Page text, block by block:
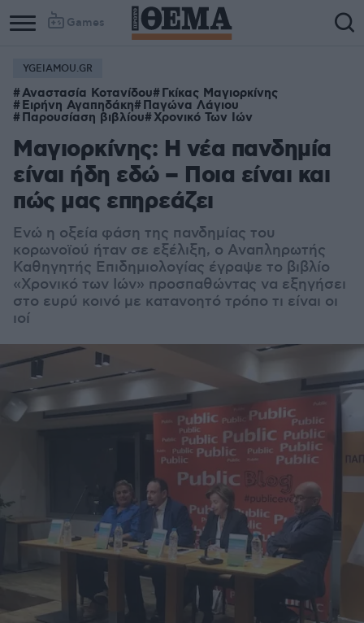
Games
YGEIAMOU.GR
Αναστασία Κοτανίδου Γκίκας Μαγιορκίνης
Ειρήνη Αγαπηδάκη Παγώνα Λάγιου
Παρουσίαση βιβλίου Χρονικό Των Ιών
Μαγιορκίνης: Η νέα πανδημία
είναι ήδη εδώ – Ποια είναι και
πώς μας επηρεάζει
Ενώ η οξεία φάση της πανδημίας του
κορωνοϊού ήταν σε εξέλιξη, ο Αναπληρωτής
Καθηγητής Επιδημιολογίας έγραψε το βιβλίο
«Χρονικό των Ιών» προσπαθώντας να εξηγήσει
στο ευρύ κοινό με κατανοητό τρόπο τι είναι οι
ιοί